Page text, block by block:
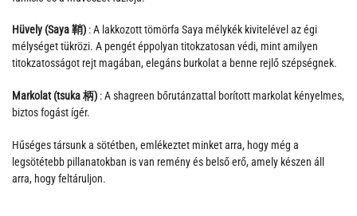
Hüvely (Saya 鞘) : A lakkozott tömörfa Saya mélykék kivitelével az égi
mélységet tükrözi. A pengét éppolyan titokzatosan védi, mint amilyen
titokzatosságot rejt magában, elegáns burkolat a benne rejlő szépségnek.
Markolat (tsuka 柄) : A shagreen bőrutánzattal borított markolat kényelmes,
biztos fogást ígér.
Hűséges társunk a sötétben, emlékeztet minket arra, hogy még a
legsötétebb pillanatokban is van remény és belső erő, amely készen áll
arra, hogy feltáruljon.